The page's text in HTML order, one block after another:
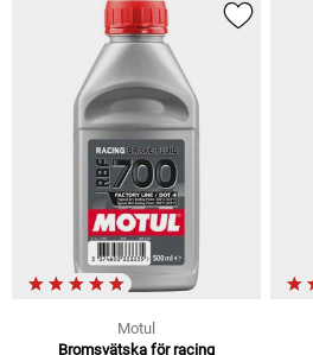
Motul
Bromsvätska för racing